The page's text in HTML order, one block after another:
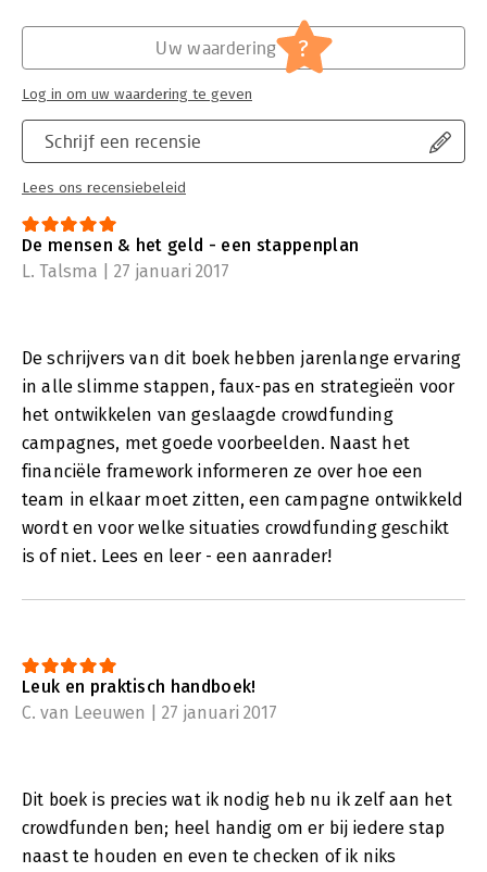
Schrijf een recensie
Lees ons recensiebeleid
Uw waardering ?
Log in om uw waardering te geven
De mensen & het geld - een stappenplan
L. Talsma | 27 januari 2017
De schrijvers van dit boek hebben jarenlange ervaring
in alle slimme stappen, faux-pas en strategieën voor
het ontwikkelen van geslaagde crowdfunding
campagnes, met goede voorbeelden. Naast het
financiële framework informeren ze over hoe een
team in elkaar moet zitten, een campagne ontwikkeld
wordt en voor welke situaties crowdfunding geschikt
is of niet. Lees en leer - een aanrader!
Leuk en praktisch handboek!
C. van Leeuwen | 27 januari 2017
Dit boek is precies wat ik nodig heb nu ik zelf aan het
crowdfunden ben; heel handig om er bij iedere stap
naast te houden en even te checken of ik niks